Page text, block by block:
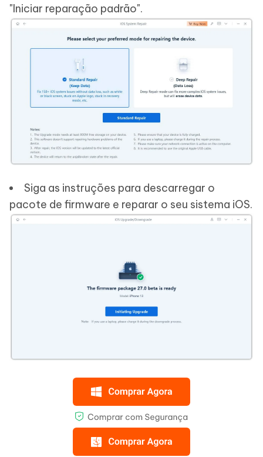
"Iniciar reparação padrão".
Siga as instruções para descarregar o
pacote de firmware e reparar o seu sistema iOS.